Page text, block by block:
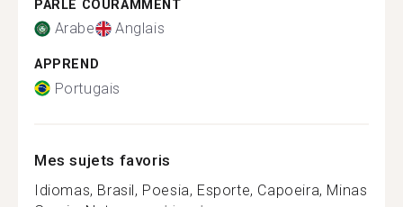
PARLE COURAMMENT
Arabe Anglais
APPREND
Portugais
Mes sujets favoris
Idiomas, Brasil, Poesia, Esporte, Capoeira, Minas